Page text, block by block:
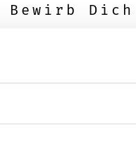
Bewirb Dich